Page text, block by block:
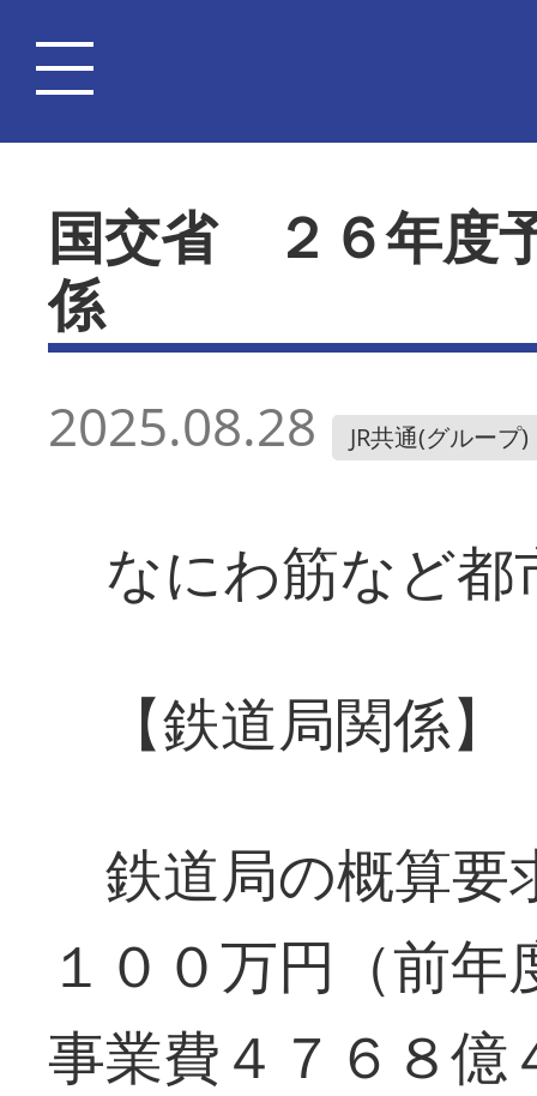
国交省 ２６年度
係
2025.08.28 JR共通(グループ)
なにわ筋など都
【鉄道局関係】
鉄道局の概算要
１００万円（前
事業費４７６８億